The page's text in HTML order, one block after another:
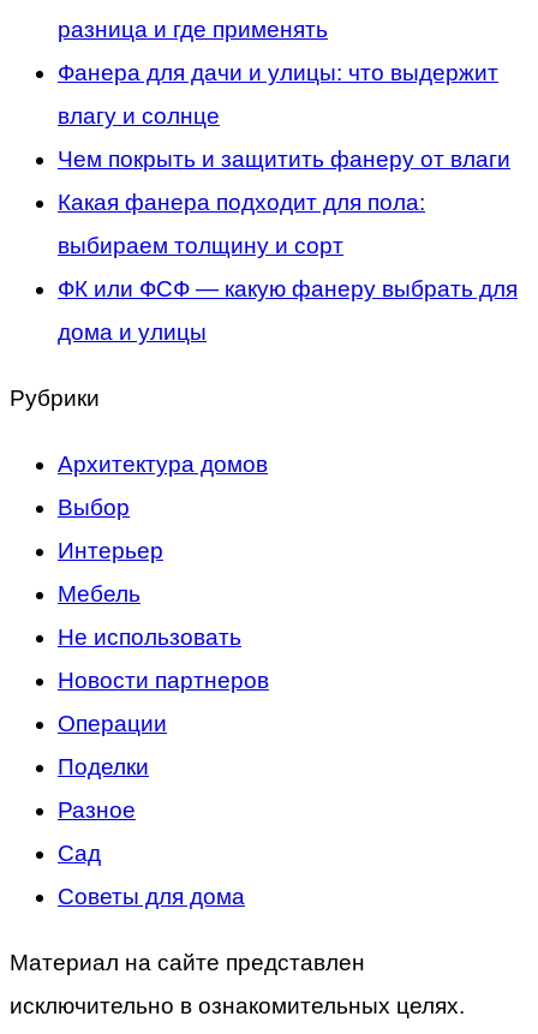
разница и где применять
Фанера для дачи и улицы: что выдержит
влагу и солнце
Чем покрыть и защитить фанеру от влаги
Какая фанера подходит для пола:
выбираем толщину и сорт
ФК или ФСФ — какую фанеру выбрать для
дома и улицы
Рубрики
Архитектура домов
Выбор
Интерьер
Мебель
Не использовать
Новости партнеров
Операции
Поделки
Разное
Сад
Советы для дома
Материал на сайте представлен
исключительно в ознакомительных целях.